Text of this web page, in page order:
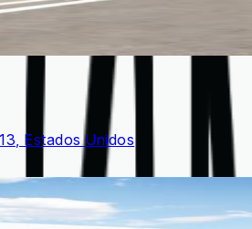
Estados Unidos